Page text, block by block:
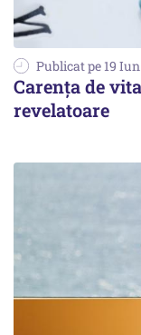
Publicat pe 19 Iun
Carența de
revelatoare